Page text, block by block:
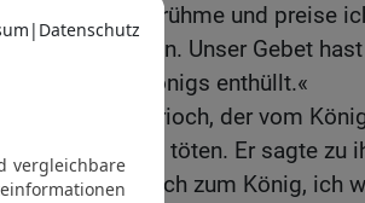
Väter, dich rühme und preise
Kraft verliehen. Unser Gebet
Traum des Königs enthüllt.«
Daniel zu Arioch, der vom
Babyloniens zu töten. Er sagte zu
um! Führe mich zum König, ich